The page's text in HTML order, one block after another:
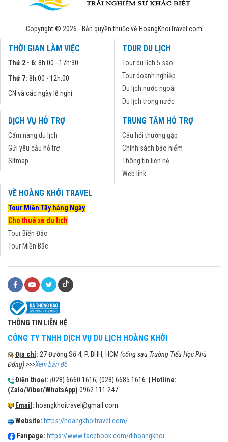
Copyright © 2026 - Bản quyền thuộc về HoangKhoiTravel.com
THỜI GIAN LÀM VIỆC
Thứ 2 - 6: 8h:00 - 17h:30
Thứ 7: 8h:00 - 12h:00
CN và các ngày lễ nghỉ
TOUR DU LỊCH
Tour du lịch 5 sao
Tour doanh nghiệp
Du lịch nước ngoài
Du lịch trong nước
DỊCH VỤ HỖ TRỢ
Cẩm nang du lịch
Gửi yêu cầu hỗ trợ
Sitmap
TRUNG TÂM HỖ TRỢ
Câu hỏi thường gặp
Chính sách bảo hiểm
Thông tin liên hệ
Web link
VỀ HOÀNG KHỞI TRAVEL
Tour Miền Tây hàng Ngày
Cho thuê xe du lịch
Tour Biển Đảo
Tour Miền Bắc
THÔNG TIN LIÊN HỆ
CÔNG TY TNHH DỊCH VỤ DU LỊCH HOÀNG KHỞI
Địa chỉ: 27 Đường Số 4, P. BHH, HCM (cổng sau Trường Tiểu Học Phù
Đổng) >>>Xem bản đồ
Điện thoại: (028).6660.1616, (028).6685.1616 |
Hotline:
(Zalo/Viber/WhatsApp) 0962.111.247
Email : hoangkhoitravel@gmail.com
Website: https://hoangkhoitravel.com/
Fanpage: https://www.facebook.com/dlhoangkhoi